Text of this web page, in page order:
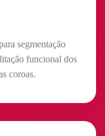
segmentação
funcional dos
coroas.